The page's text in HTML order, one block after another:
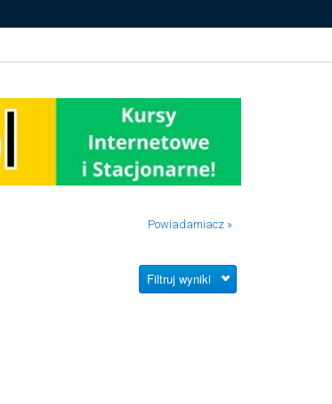
Powiadamiacz »
Filtruj wyniki